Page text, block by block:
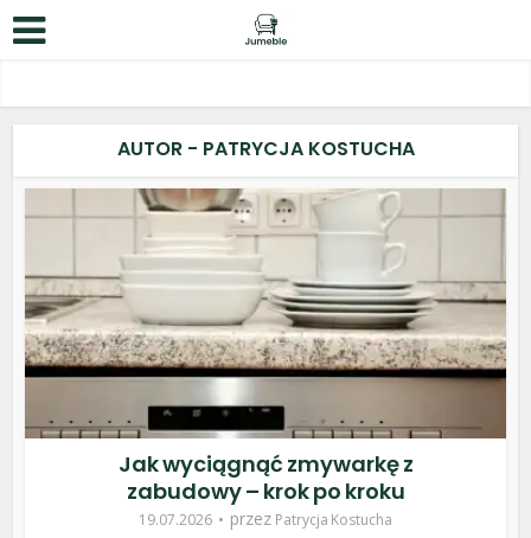
AUTOR - PATRYCJA KOSTUCHA
Jak wyciągnąć zmywarkę z
zabudowy – krok po kroku
19.07.2026 przez Patrycja Kostucha